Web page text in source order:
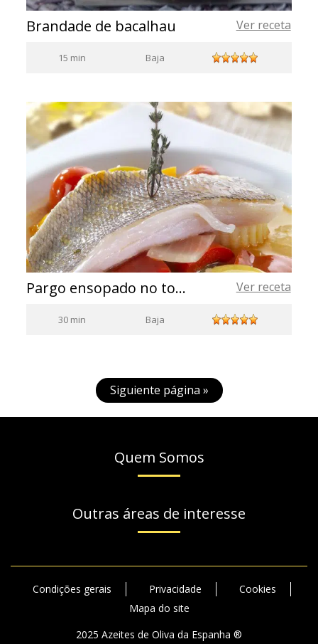
Brandade de bacalhau Ver receta
15 min Baja
Pargo ensopado no tomilho com Azeite de Oliva Virgem Extra Ver receta
30 min Baja
Siguiente página »
Quem Somos
Outras áreas de interesse
Condições gerais Privacidade
Cookies
Mapa do site
2025 Azeites de Oliva da Espanha ®